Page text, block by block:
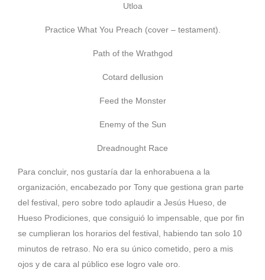
Utloa
Practice What You Preach (cover – testament).
Path of the Wrathgod
Cotard dellusion
Feed the Monster
Enemy of the Sun
Dreadnought Race
Para concluir, nos gustaría dar la enhorabuena a la
organización, encabezado por Tony que gestiona gran parte
del festival, pero sobre todo aplaudir a Jesús Hueso, de
Hueso Prodiciones, que consiguió lo impensable, que por fin
se cumplieran los horarios del festival, habiendo tan solo 10
minutos de retraso. No era su único cometido, pero a mis
ojos y de cara al público ese logro vale oro.